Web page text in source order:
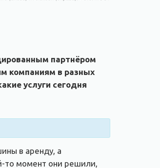
партнёром
компаниям в разных
услуги сегодня
в аренду, а
то момент они решили,